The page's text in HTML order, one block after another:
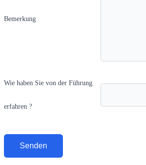
Bemerkung
Wie haben Sie von der Führung
erfahren ?